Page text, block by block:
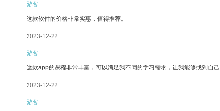
游客
这款软件的价格非常实惠，值得推荐。
2023-12-22
游客
这款app的课程非常丰富，可以满足我不同的学习需求，让我能够找到自己
2023-12-22
游客